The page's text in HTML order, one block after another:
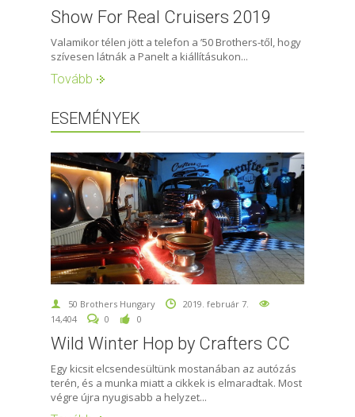
Show For Real Cruisers 2019
Valamikor télen jött a telefon a ’50 Brothers-től, hogy
szívesen látnák a Panelt a kiállításukon...
Tovább
ESEMÉNYEK
50 Brothers Hungary
2019. február 7.
14,404
0 0
Wild Winter Hop by Crafters CC
Egy kicsit elcsendesültünk mostanában az autózás
terén, és a munka miatt a cikkek is elmaradtak. Most
végre újra nyugisabb a helyzet...